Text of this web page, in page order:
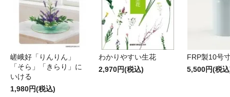
嵯峨好「りんりん」
「そら」「きらり」に
いける
1,980円(税込)
わかりやすい生花
2,970円(税込)
FRP製10号
5,500円(税